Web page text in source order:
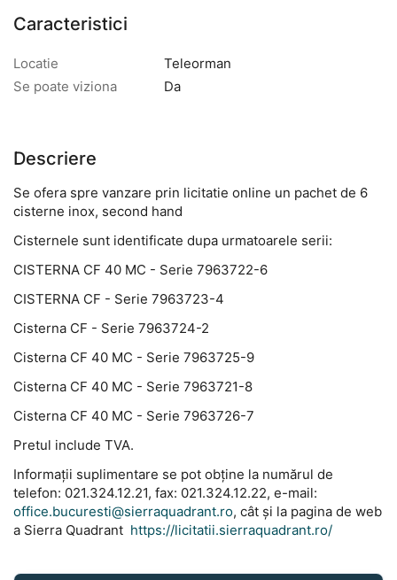
Caracteristici
Locatie
Teleorman
Se poate viziona
Da
Descriere
Se ofera spre vanzare prin licitatie online un pachet de 6
cisterne inox, second hand
Cisternele sunt identificate dupa urmatoarele serii:
CISTERNA CF 40 MC - Serie 7963722-6
CISTERNA CF - Serie 7963723-4
Cisterna CF - Serie 7963724-2
Cisterna CF 40 MC - Serie 7963725-9
Cisterna CF 40 MC - Serie 7963721-8
Cisterna CF 40 MC - Serie 7963726-7
Pretul include TVA.
Informații suplimentare se pot obține la numărul de
telefon: 021.324.12.21, fax: 021.324.12.22, e-mail:
office.bucuresti@sierraquadrant.ro, cât și la pagina de web
a Sierra Quadrant https://licitatii.sierraquadrant.ro/